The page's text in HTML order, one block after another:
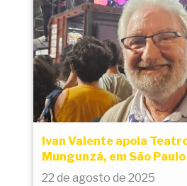
Ivan Valente apoia
Mungunzá, em São Paulo
22 de agosto de 2025